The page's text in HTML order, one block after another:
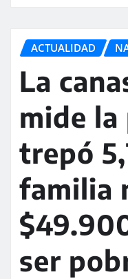
ACTUALIDAD
La
mide la
trepó
familia
ser